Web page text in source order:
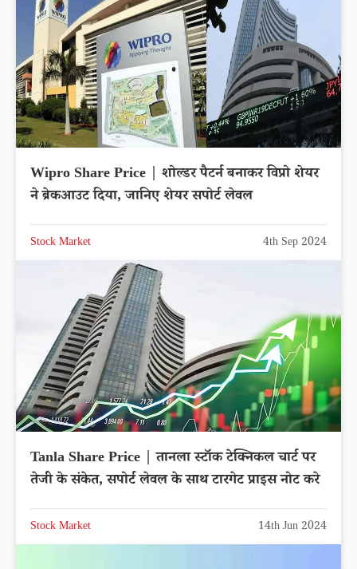
Wipro Share Price | शोल्डर पैटर्न बनाकर विप्रो शेयर
ने ब्रेकआउट दिया, जानिए शेयर सपोर्ट लेवल
Stock Market 4th Sep 2024
Tanla Share Price | तानला स्टॉक टेक्निकल चार्ट पर
तेजी के संकेत, सपोर्ट लेवल के साथ टारगेट प्राइस नोट करे
Stock Market 14th Jun 2024